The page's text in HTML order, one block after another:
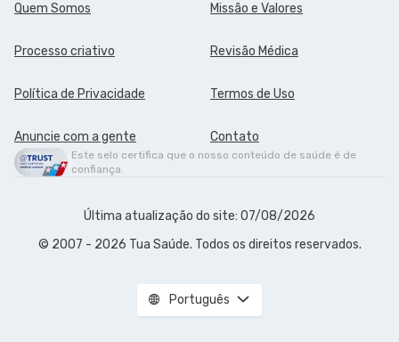
Quem Somos Missão e Valores
Processo criativo Revisão Médica
Política de Privacidade Termos de Uso
Anuncie com a gente Contato
Este selo certifica que o nosso conteúdo de saúde é de
confiança.
Última atualização do site: 07/08/2026
© 2007 - 2026 Tua Saúde. Todos os direitos reservados.
Português